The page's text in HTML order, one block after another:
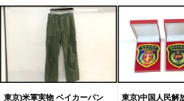
東京)米軍実物 ベイカーパン 東京)中国人民解